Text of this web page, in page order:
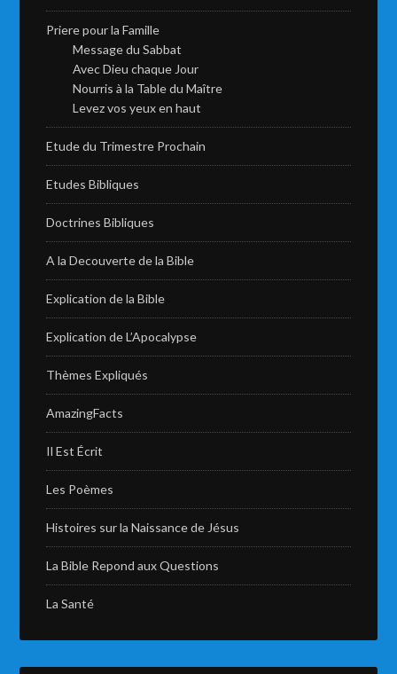
Priere pour la Famille
Message du Sabbat
Avec Dieu chaque Jour
Nourris à la Table du Maître
Levez vos yeux en haut
Etude du Trimestre Prochain
Etudes Bibliques
Doctrines Bibliques
A la Decouverte de la Bible
Explication de la Bible
Explication de L’Apocalypse
Thèmes Expliqués
AmazingFacts
Il Est Écrit
Les Poèmes
Histoires sur la Naissance de Jésus
La Bible Repond aux Questions
La Santé